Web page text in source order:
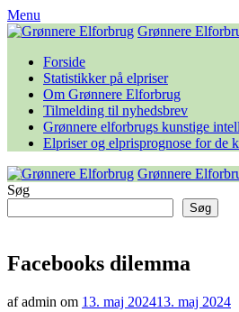
Skip
to
Menu
Grønnere
Forside
Statistikker på elpriser
Om Grønnere Elforbrug
Tilmelding til nyhedsbrev
Grønnere elforbrugs kunstige
Elpriser og elprisprognose for de
Grønnere
Søg
Søg
Facebooks dilemma
af admin om 13. maj 202413. maj 2024